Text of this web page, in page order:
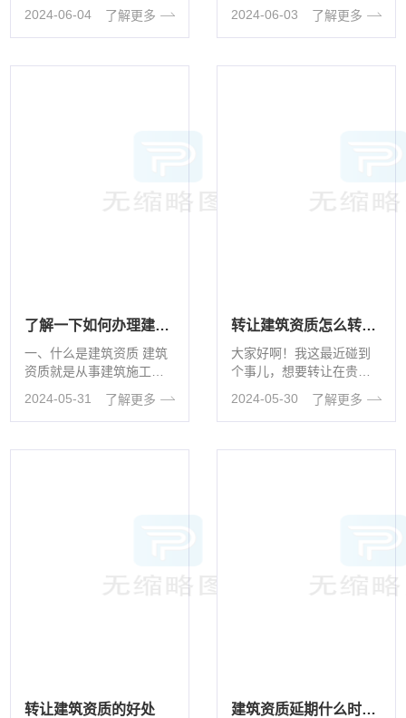
质新办，二是资质转让。
资质转让是以···
2024-06-04 了解更多
流程、费用和材料等等，
···
2024-06-03 了解更多
了解一下如何办理建筑资质
一、什么是建筑资质 建筑
资质就是从事建筑施工活
证书，办理资质证书的企
···
2024-05-31 了解更多
转让建筑资质怎么转让的
大家好啊！我这最近碰到
个事儿，想要转让在贵州
容易的事儿啊！想着这转
让过程肯定有···
2024-05-30 了解更多
转让建筑资质的好处 建筑资质延期什么时候开始申请？